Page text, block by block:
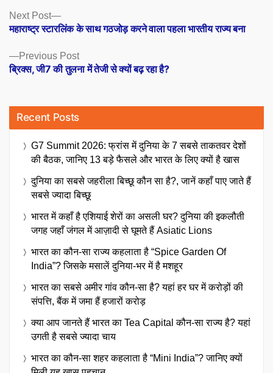
Posts
navigation
Previous PostPrevious
post:
ब्रिक्स, जी7 की तुलना में तेजी से क्यों बढ़ रहा है?
Next Post
Next
post:
महाराष्ट्र स्टारलिंक के साथ गठजोड़ करने वाला पहला भारतीय राज्य बना
Recent Posts
G7 Summit 2026: फ्रांस में दुनिया के 7 सबसे ताकतवर देशों
की बैठक, जानिए 13 बड़े फैसले और भारत के लिए क्यों है खास
दुनिया का सबसे जहरीला बिच्छू कौन सा है?, जानें कहाँ पाए जाते हैं
सबसे ज्यादा बिच्छू
भारत में कहाँ है एशियाई शेरों का असली घर? दुनिया की इकलौती
जगह जहाँ जंगल में आज़ादी से घूमते हैं Asiatic Lions
भारत का कौन-सा राज्य कहलाता है “Spice Garden Of
India”? जिसके मसालें दुनिया-भर में है मशहूर
भारत का सबसे अमीर गांव कौन-सा है? यहां हर घर में करोड़ों की
संपत्ति, बैंक में जमा हैं हजारों करोड़
क्या आप जानते हैं भारत का Tea Capital कौन-सा राज्य है? यहां
उगती है सबसे ज्यादा चाय
भारत का कौन-सा शहर कहलाता है “Mini India”? जानिए क्यों